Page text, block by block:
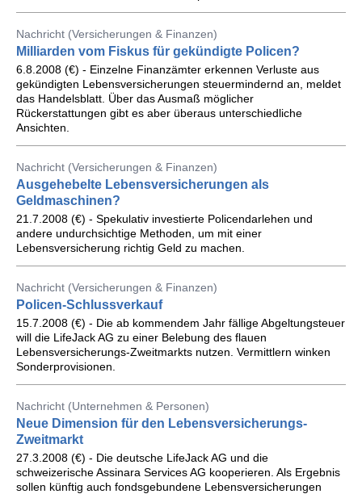
Nachricht (Versicherungen & Finanzen)
Milliarden vom Fiskus für gekündigte Policen?
6.8.2008 (€) - Einzelne Finanzämter erkennen Verluste aus
gekündigten Lebensversicherungen steuermindernd an, meldet
das Handelsblatt. Über das Ausmaß möglicher
Rückerstattungen gibt es aber überaus unterschiedliche
Ansichten.
Nachricht (Versicherungen & Finanzen)
Ausgehebelte Lebensversicherungen als
Geldmaschinen?
21.7.2008 (€) - Spekulativ investierte Policendarlehen und
andere undurchsichtige Methoden, um mit einer
Lebensversicherung richtig Geld zu machen.
Nachricht (Versicherungen & Finanzen)
Policen-Schlussverkauf
15.7.2008 (€) - Die ab kommendem Jahr fällige Abgeltungsteuer
will die LifeJack AG zu einer Belebung des flauen
Lebensversicherungs-Zweitmarkts nutzen. Vermittlern winken
Sonderprovisionen.
Nachricht (Unternehmen & Personen)
Neue Dimension für den Lebensversicherungs-
Zweitmarkt
27.3.2008 (€) - Die deutsche LifeJack AG und die
schweizerische Assinara Services AG kooperieren. Als Ergebnis
sollen künftig auch fondsgebundene Lebensversicherungen